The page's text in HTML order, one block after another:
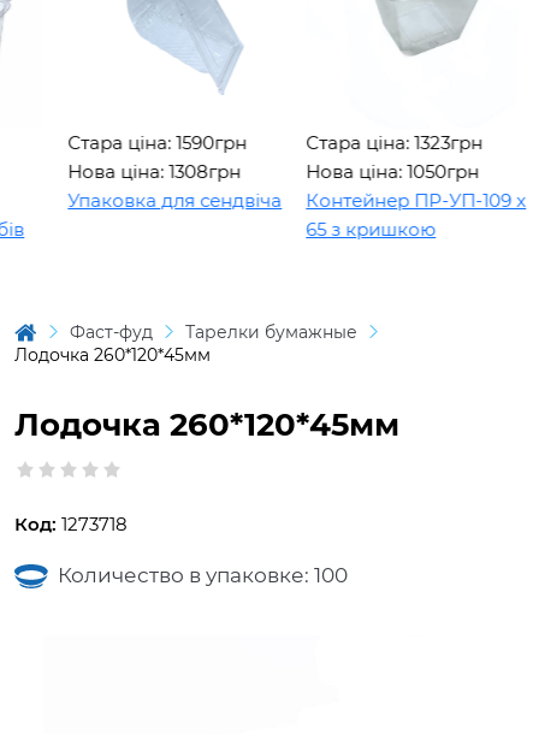
Стара ціна: 1590грн
Нова ціна: 1308грн
Упаковка для сендвіча
Стара ціна: 1323грн
Нова ціна: 1050грн
Контейнер ПР-УП-109 х
65 з кришкою
Фаст-фуд
Тарелки бумажные
Лодочка 260*120*45мм
Лодочка 260*120*45мм
Код: 1273718
Количество в упаковке: 100